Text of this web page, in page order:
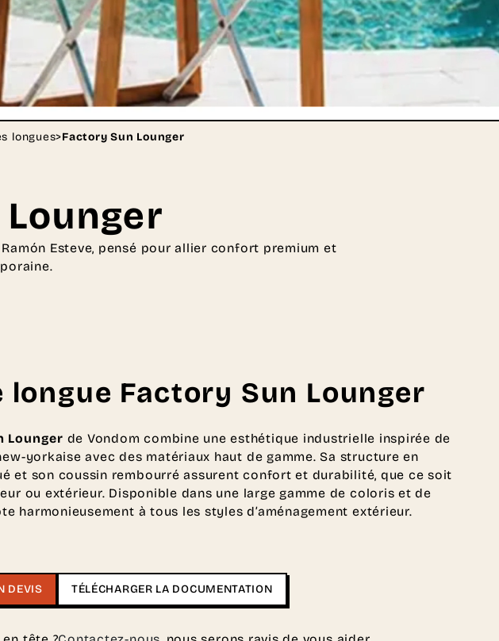
longues>Factory Sun Lounger
Esteve, pensé pour allier confort premium et
longue Factory Sun Lounger
Lounger de Vondom combine une esthétique industrielle inspirée de
yorkaise avec des matériaux haut de gamme. Sa structure en
et son coussin rembourré assurent confort et durabilité, que ce soit
ou extérieur. Disponible dans une large gamme de coloris et de
harmonieusement à tous les styles d’aménagement extérieur.
DEVIS TÉLÉCHARGER LA DOCUMENTATION